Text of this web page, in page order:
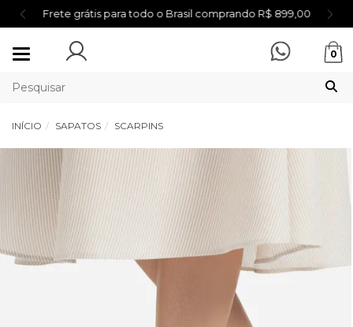
Frete grátis para todo o Brasil comprando R$ 899,00
Mudar
0
INÍCIO SAPATOS SCARPINS